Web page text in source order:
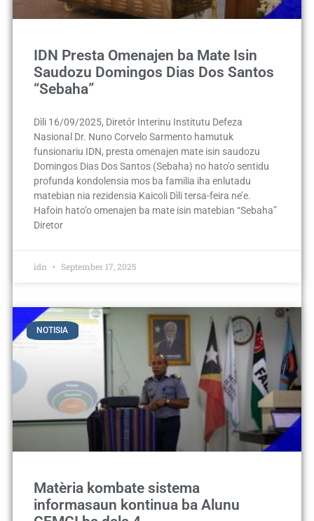
IDN Presta Omenajen ba Mate Isin
Saudozu Domingos Dias Dos Santos
“Sebaha”
Dìli 16/09/2025, Diretór Interinu Institutu Defeza
Nasional Dr. Nuno Corvelo Sarmento hamutuk
funsionariu IDN, presta omenajen mate isin saudozu
Domingos Dias Dos Santos (Sebaha) no hato’o sentidu
profunda kondolensia mos ba familia iha enlutadu
matebian nia rezidensia Kaicoli Dìli tersa-feira ne’e.
Hafoin hato’o omenajen ba mate isin matebian “Sebaha”
Diretor
idn September 17, 2025
NOTISIA
Matèria kombate sistema
informasaun kontinua ba Alunu